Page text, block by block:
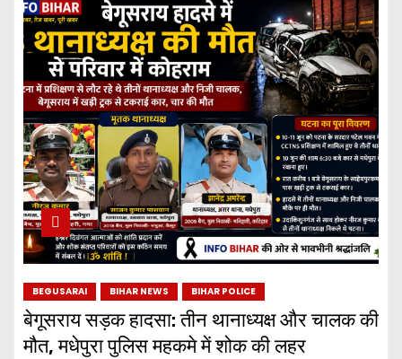
BEGUSARAI BIHAR NEWS BIHAR POLICE
बेगूसराय सड़क हादसा: तीन थानाध्यक्ष और चालक की
मौत, मधेपुरा पुलिस महकमे में शोक की लहर